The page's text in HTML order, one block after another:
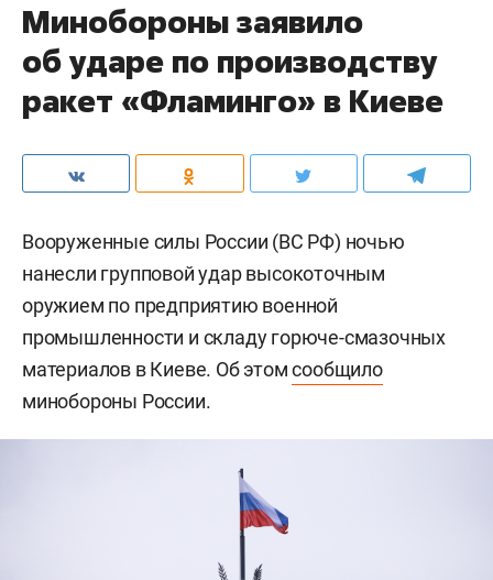
Минобороны заявило
об ударе по производству
ракет «Фламинго» в Киеве
Вооруженные силы России (ВС РФ) ночью
нанесли групповой удар высокоточным
оружием по предприятию военной
промышленности и складу горюче-смазочных
материалов в Киеве. Об этомсообщило
минобороны России.